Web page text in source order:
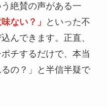
絶賛の声がある一
ない？」
といった不
んできます。正直、
チするだけで、本当
の？」と半信半疑で